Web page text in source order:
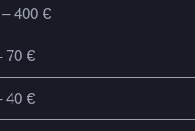
400 €
70 €
40 €